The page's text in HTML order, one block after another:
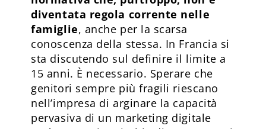
diventata regola corrente nelle
famiglie, anche per la scarsa
conoscenza della stessa. In Francia si
sta discutendo sul definire il limite a
15 anni. È necessario. Sperare che
genitori sempre più fragili riescano
nell’impresa di arginare la capacità
pervasiva di un marketing digitale